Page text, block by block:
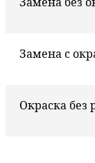
Замена с
Окраска без